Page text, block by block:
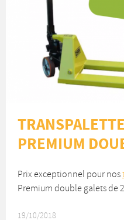
PREMIUM
Prix exceptionnel pour nos
Premium double galets de
19/10/2018